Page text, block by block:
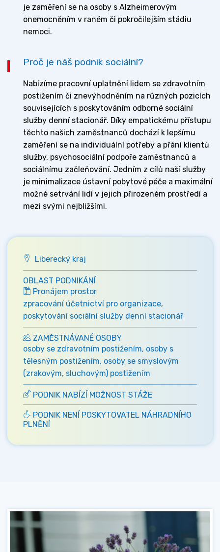
je zaměření se na osoby s Alzheimerovým
onemocněním v raném či pokročilejším stádiu
nemoci.
Proč je náš podnik sociální?
Nabízíme pracovní uplatnění lidem se zdravotním
postižením či znevýhodněním na různých pozicích
souvisejících s poskytováním odborné sociální
služby denní stacionář. Díky empatickému přístupu
těchto našich zaměstnanců dochází k lepšímu
zaměření se na individuální potřeby a přání klientů
služby, psychosociální podpoře zaměstnanců a
sociálnímu začleňování. Jedním z cílů naší služby
je minimalizace ústavní pobytové péče a maximální
možné setrvání lidí v jejich přirozeném prostředí a
mezi svými nejbližšími.
Liberecký kraj
OBLAST PODNIKÁNÍ
Pronájem prostor
zpracování účetnictví pro organizace,
poskytování sociální služby denní stacionář
ZAMĚSTNÁVANÉ OSOBY
osoby se zdravotním postižením, osoby s
tělesným postižením, osoby se smyslovým
(zrakovým, sluchovým) postižením
PODNIK NABÍZÍ MOŽNOST STÁŽE
PODNIK NENÍ POSKYTOVATEL NÁHRADNÍHO
PLNĚNÍ